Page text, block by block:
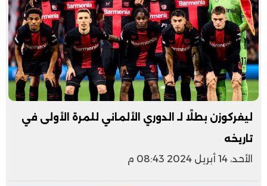
ليفركوزن بطلًا لـ الدوري الألماني للمرة الأولى في
تاريخه
الأحد، 14 أبريل 2024 08:43 م